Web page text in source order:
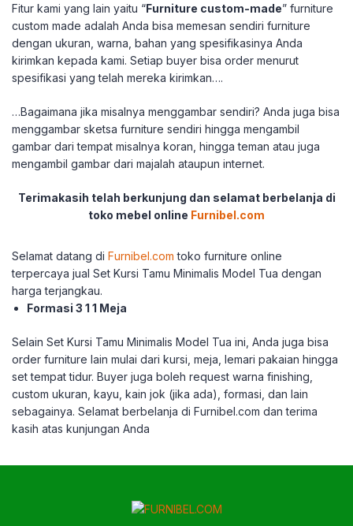
Fitur kami yang lain yaitu “Furniture custom-made” furniture
custom made adalah Anda bisa memesan sendiri furniture
dengan ukuran, warna, bahan yang spesifikasinya Anda
kirimkan kepada kami. Setiap buyer bisa order menurut
spesifikasi yang telah mereka kirimkan….
…Bagaimana jika misalnya menggambar sendiri? Anda juga bisa
menggambar sketsa furniture sendiri hingga mengambil
gambar dari tempat misalnya koran, hingga teman atau juga
mengambil gambar dari majalah ataupun internet.
Terimakasih telah berkunjung dan selamat berbelanja di
toko mebel online Furnibel.com
Selamat datang di Furnibel.com toko furniture online
terpercaya jual Set Kursi Tamu Minimalis Model Tua dengan
harga terjangkau.
Formasi 3 1 1 Meja
Selain Set Kursi Tamu Minimalis Model Tua ini, Anda juga bisa
order furniture lain mulai dari kursi, meja, lemari pakaian hingga
set tempat tidur. Buyer juga boleh request warna finishing,
custom ukuran, kayu, kain jok (jika ada), formasi, dan lain
sebagainya. Selamat berbelanja di Furnibel.com dan terima
kasih atas kunjungan Anda